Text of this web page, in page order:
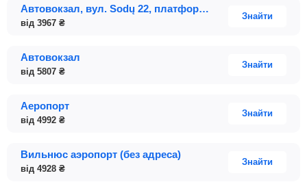
Автовокзал
від 5807 ₴
Знайти
Аеропорт
від 4992 ₴
Знайти
Автовокзал, вул. Sodų 22, платформа 34
від 3967 ₴
Знайти
Вильнюс аэропорт (без адреса)
від 4928 ₴
Знайти